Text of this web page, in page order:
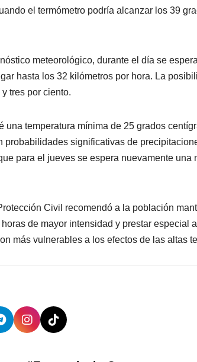
el termómetro podría alcanzar los 39
meteorológico, durante el día se
hasta los 32 kilómetros por hora. La
tres por ciento.
una temperatura mínima de 25 grados
probabilidades significativas de
para el jueves se espera nuevamente
Civil recomendó a la población
de mayor intensidad y prestar especial
más vulnerables a los efectos de las altas